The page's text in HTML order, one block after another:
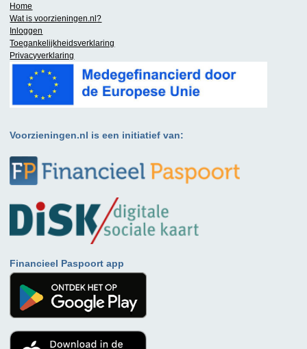
Home
Wat is voorzieningen.nl?
Inloggen
Toegankelijkheidsverklaring
Privacyverklaring
Voorzieningen.nl is een initiatief van:
Financieel Paspoort app